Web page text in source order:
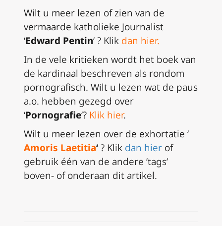
Wilt u meer lezen of zien van de
vermaarde katholieke Journalist
‘Edward Pentin‘ ? Klik dan hier.
In de vele kritieken wordt het boek van
de kardinaal beschreven als rondom
pornografisch. Wilt u lezen wat de paus
a.o. hebben gezegd over
‘Pornografie‘? Klik hier.
Wilt u meer lezen over de exhortatie ‘
Amoris Laetitia‘? Klik dan hier of
gebruik één van de andere ’tags’
boven- of onderaan dit artikel.